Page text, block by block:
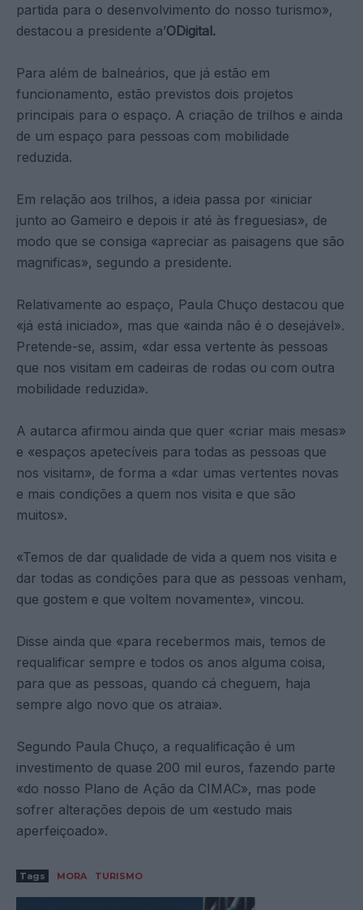
partida para o desenvolvimento do nosso turismo»,
destacou a presidente a’ODigital.
Para além de balneários, que já estão em
funcionamento, estão previstos dois projetos
principais para o espaço. A criação de trilhos e ainda
de um espaço para pessoas com mobilidade
reduzida.
Em relação aos trilhos, a ideia passa por «iniciar
junto ao Gameiro e depois ir até às freguesias», de
modo que se consiga «apreciar as paisagens que são
magnificas», segundo a presidente.
Relativamente ao espaço, Paula Chuço destacou que
«já está iniciado», mas que «ainda não é o desejável».
Pretende-se, assim, «dar essa vertente às pessoas
que nos visitam em cadeiras de rodas ou com outra
mobilidade reduzida».
A autarca afirmou ainda que quer «criar mais mesas»
e «espaços apetecíveis para todas as pessoas que
nos visitam», de forma a «dar umas vertentes novas
e mais condições a quem nos visita e que são
muitos».
«Temos de dar qualidade de vida a quem nos visita e
dar todas as condições para que as pessoas venham,
que gostem e que voltem novamente», vincou.
Disse ainda que «para recebermos mais, temos de
requalificar sempre e todos os anos alguma coisa,
para que as pessoas, quando cá cheguem, haja
sempre algo novo que os atraia».
Segundo Paula Chuço, a requalificação é um
investimento de quase 200 mil euros, fazendo parte
«do nosso Plano de Ação da CIMAC», mas pode
sofrer alterações depois de um «estudo mais
aperfeiçoado».
Tags MORA TURISMO